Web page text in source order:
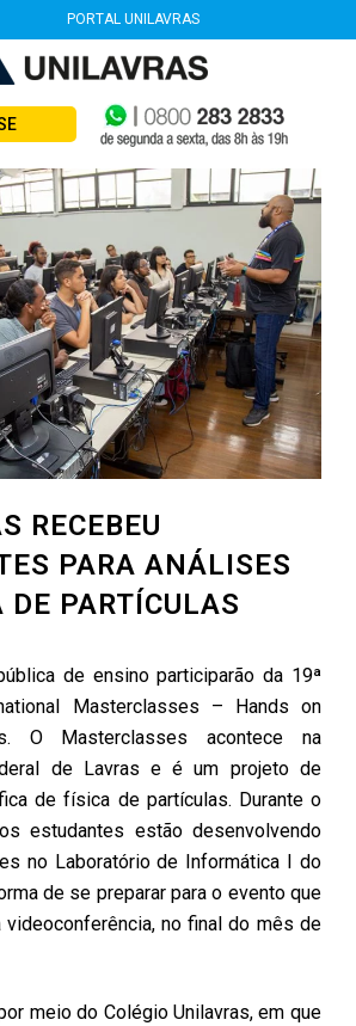
PORTAL UNILAVRAS
RECEBEU
PARA ANÁLISES
DE PARTÍCULAS
de ensino participarão da 19ª
Masterclasses – Hands on
O Masterclasses acontece na
de Lavras e é um projeto de
de física de partículas. Durante o
estudantes estão desenvolvendo
no Laboratório de Informática I do
de se preparar para o evento que
videoconferência, no final do mês de
meio do Colégio Unilavras, em que